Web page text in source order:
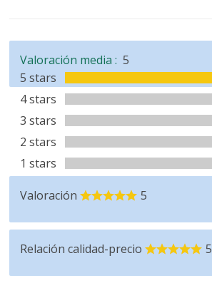
Valoración media :
5 stars
4 stars
3 stars
2 stars
1 stars
5
Valoración 5
Relación calidad-precio 5